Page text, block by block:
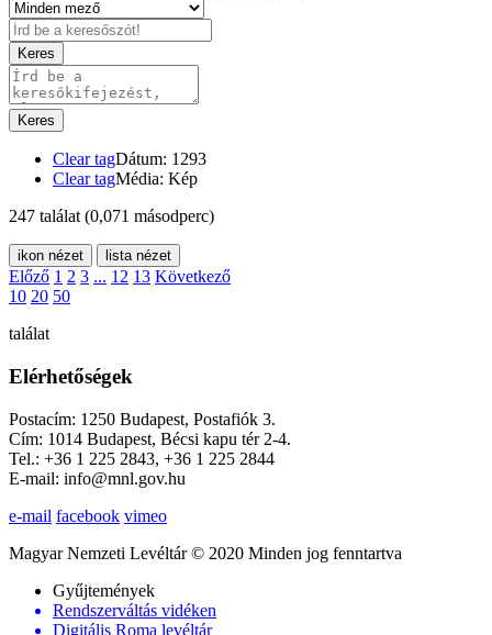
Keres
Keres
Clear tagDátum: 1293
Clear tagMédia: Kép
247 találat (0,071 másodperc)
ikon nézet lista nézet
Előző 1 2 3 ... 12 13 Következő
10 20 50
találat
Elérhetőségek
Postacím: 1250 Budapest, Postafiók 3.
Cím: 1014 Budapest, Bécsi kapu tér 2-4.
Tel.: +36 1 225 2843, +36 1 225 2844
E-mail: info@mnl.gov.hu
e-mail facebook vimeo
Magyar Nemzeti Levéltár © 2020 Minden jog fenntartva
Gyűjtemények
Rendszerváltás vidéken
Digitális Roma levéltár